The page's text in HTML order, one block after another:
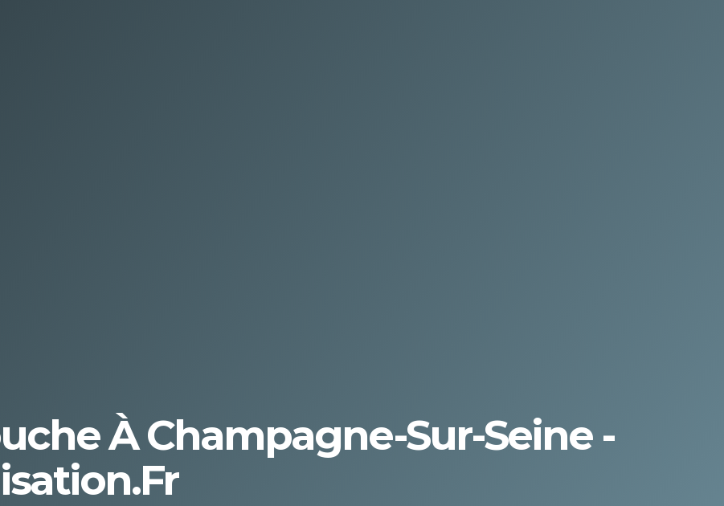
À Champagne-Sur-Seine -